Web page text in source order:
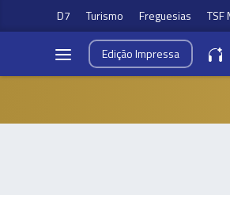
D7 Turismo Freguesias TSF
EdiçãoImpressa